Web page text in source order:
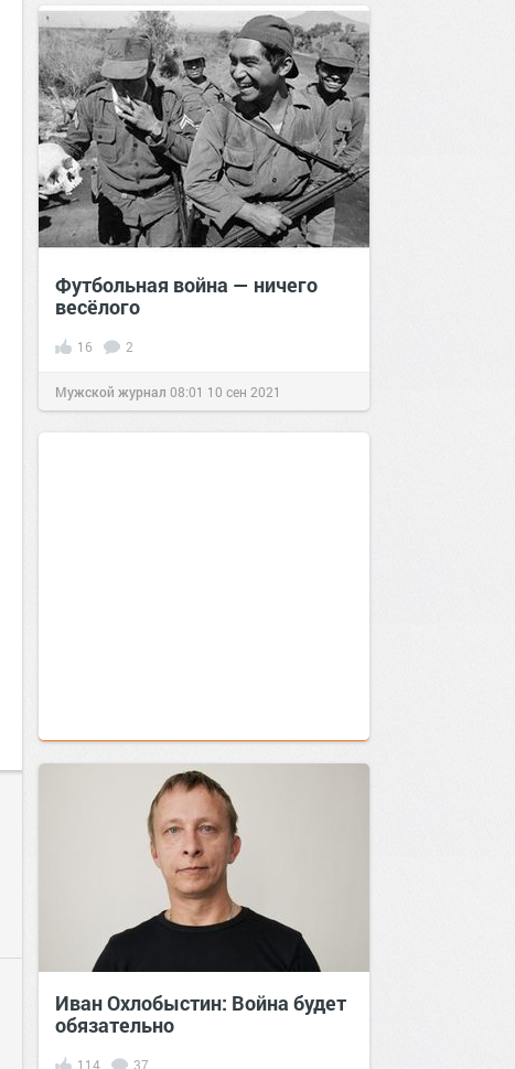
Футбольная война — ничего
весёлого
16 2
Мужской журнал 08:01 10 сен 2021
Иван Охлобыстин: Война будет
обязательно
114 37